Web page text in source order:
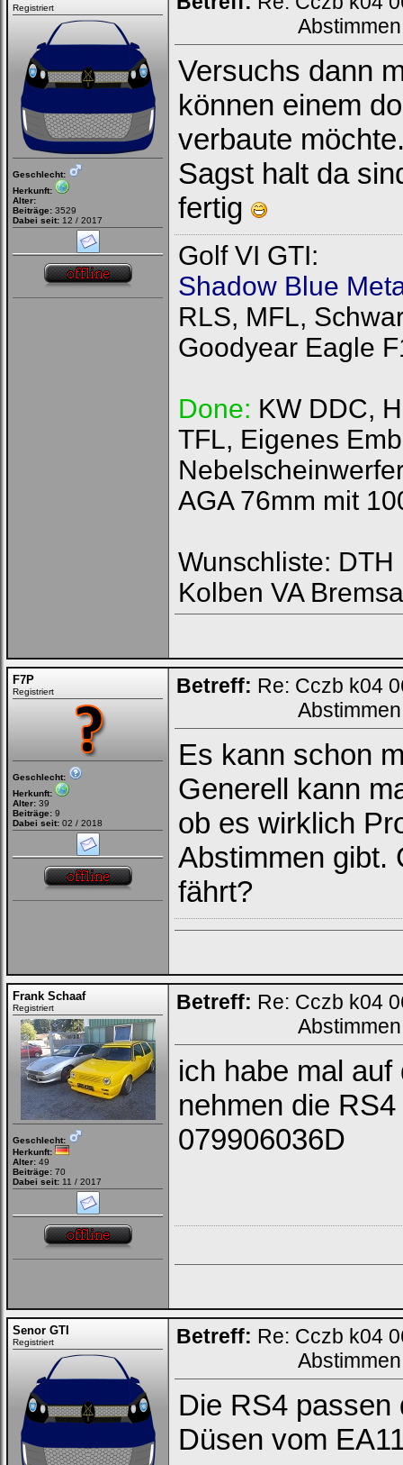
Registriert
Geschlecht:
Herkunft:
Alter:
Beiträge: 3529
Dabei seit: 12 / 2017
Versuchs dann
können einem
verbaute
Sagst halt da
fertig
Golf VI GTI:
Shadow Blue
RLS, MFL,
Goodyear Eagle
Done: KW DDC,
TFL, Eigenes
AGA 76mm mit
Wunschliste:
Kolben VA
F7P
Registriert
Geschlecht:
Herkunft:
Alter: 39
Beiträge: 9
Dabei seit: 02 / 2018
Betreff: Re: Cczb k04
Es kann schon
Generell kann
ob es wirklich
Abstimmen gibt.
fährt?
Frank Schaaf
Registriert
Geschlecht:
Herkunft:
Alter: 49
Beiträge: 70
Dabei seit: 11 / 2017
Betreff: Re: Cczb k04
ich habe mal
nehmen die
079906036D
Senor GTI
Registriert Betreff: Re: Cczb k04
Die RS4 passen
Düsen vom